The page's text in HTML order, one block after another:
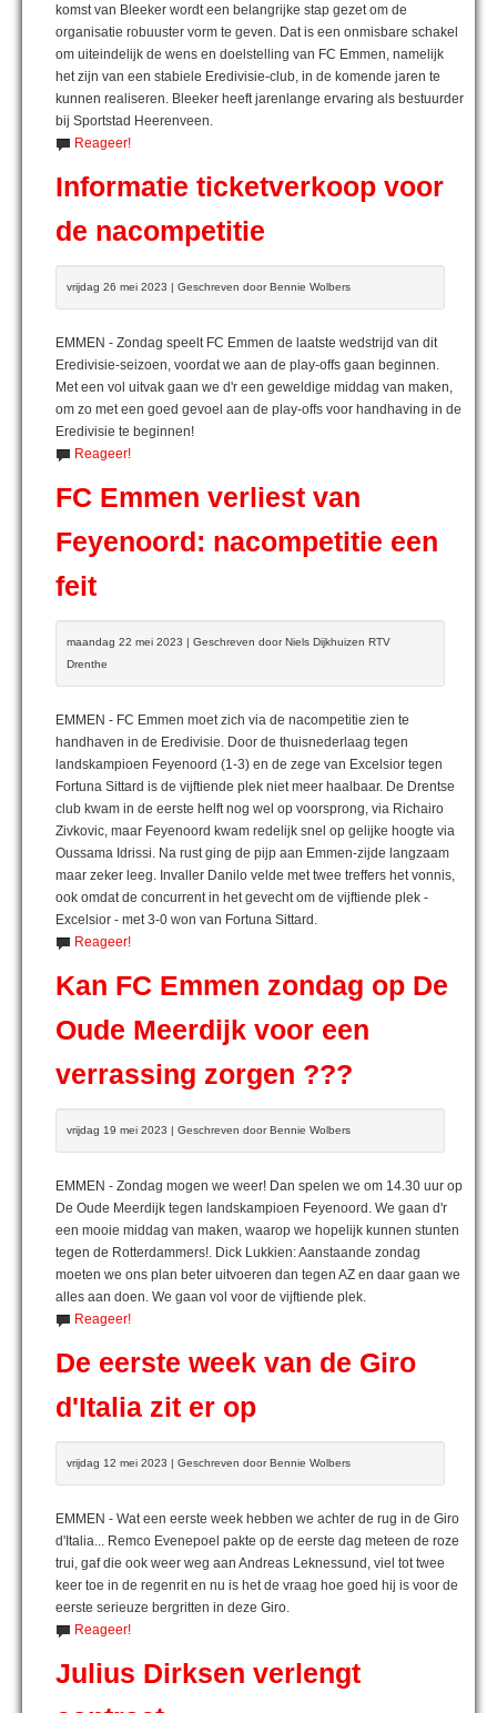
komst van Bleeker wordt een belangrijke stap gezet om de
organisatie robuuster vorm te geven. Dat is een onmisbare schakel
om uiteindelijk de wens en doelstelling van FC Emmen, namelijk
het zijn van een stabiele Eredivisie-club, in de komende jaren te
kunnen realiseren. Bleeker heeft jarenlange ervaring als bestuurder
bij Sportstad Heerenveen.
Reageer!
Informatie ticketverkoop voor
de nacompetitie
vrijdag 26 mei 2023 | Geschreven door Bennie Wolbers
EMMEN - Zondag speelt FC Emmen de laatste wedstrijd van dit
Eredivisie-seizoen, voordat we aan de play-offs gaan beginnen.
Met een vol uitvak gaan we d'r een geweldige middag van maken,
om zo met een goed gevoel aan de play-offs voor handhaving in de
Eredivisie te beginnen!
Reageer!
FC Emmen verliest van
Feyenoord: nacompetitie een
feit
maandag 22 mei 2023 | Geschreven door Niels Dijkhuizen RTV
Drenthe
EMMEN - FC Emmen moet zich via de nacompetitie zien te
handhaven in de Eredivisie. Door de thuisnederlaag tegen
landskampioen Feyenoord (1-3) en de zege van Excelsior tegen
Fortuna Sittard is de vijftiende plek niet meer haalbaar. De Drentse
club kwam in de eerste helft nog wel op voorsprong, via Richairo
Zivkovic, maar Feyenoord kwam redelijk snel op gelijke hoogte via
Oussama Idrissi. Na rust ging de pijp aan Emmen-zijde langzaam
maar zeker leeg. Invaller Danilo velde met twee treffers het vonnis,
ook omdat de concurrent in het gevecht om de vijftiende plek -
Excelsior - met 3-0 won van Fortuna Sittard.
Reageer!
Kan FC Emmen zondag op De
Oude Meerdijk voor een
verrassing zorgen ???
vrijdag 19 mei 2023 | Geschreven door Bennie Wolbers
EMMEN - Zondag mogen we weer! Dan spelen we om 14.30 uur op
De Oude Meerdijk tegen landskampioen Feyenoord. We gaan d'r
een mooie middag van maken, waarop we hopelijk kunnen stunten
tegen de Rotterdammers!. Dick Lukkien: Aanstaande zondag
moeten we ons plan beter uitvoeren dan tegen AZ en daar gaan we
alles aan doen. We gaan vol voor de vijftiende plek.
Reageer!
De eerste week van de Giro
d'Italia zit er op
vrijdag 12 mei 2023 | Geschreven door Bennie Wolbers
EMMEN - Wat een eerste week hebben we achter de rug in de Giro
d'Italia... Remco Evenepoel pakte op de eerste dag meteen de roze
trui, gaf die ook weer weg aan Andreas Leknessund, viel tot twee
keer toe in de regenrit en nu is het de vraag hoe goed hij is voor de
eerste serieuze bergritten in deze Giro.
Reageer!
Julius Dirksen verlengt